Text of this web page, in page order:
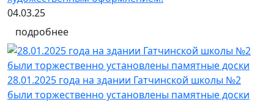
04.03.25
подробнее
28.01.2025 года на здании Гатчинской школы №2
были торжественно установлены памятные доски